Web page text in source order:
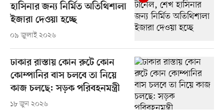
হাসিনার জন্য নির্মিত অতিথিশালা
ইজারা দেওয়া হচ্ছে
০৯ জুলাই ২০২৬
ঢাকার রাস্তায় কোন রুটে কোন
কোম্পানির বাস চলবে তা নিয়ে
কাজ চলছে: সড়ক পরিবহনমন্ত্রী
১৮ জুন ২০২৬